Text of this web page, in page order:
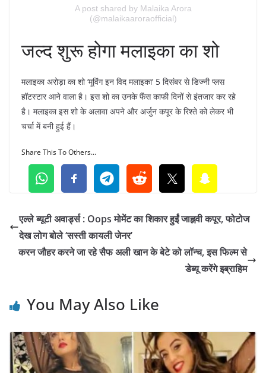
A post shared by Malaika Arora
(@malaikaaroraofficial)
जल्द शुरू होगा मलाइका का शो
मलाइका अरोड़ा का शो ‘मूविंग इन विद मलाइका’ 5 दिसंबर से डिज्नी प्लस
हॉटस्टार आने वाला है। इस शो का उनके फैंस काफी दिनों से इंतजार कर रहे
है। मलाइका इस शो के अलावा अपने और अर्जुन कपूर के रिश्ते को लेकर भी
चर्चा में बनी हुई हैं।
Share This To Others...
एल्ले ब्यूटी अवार्ड्स : Oops मोमेंट का शिकार हुईं जाह्नवी कपूर, फोटोज
देख लोग बोले ‘सस्ती कायली जेनर’
करन जौहर करने जा रहे सैफ अली खान के बेटे को लॉन्च, इस फिल्म से
डेब्यू करेंगे इब्राहिम
You May Also Like